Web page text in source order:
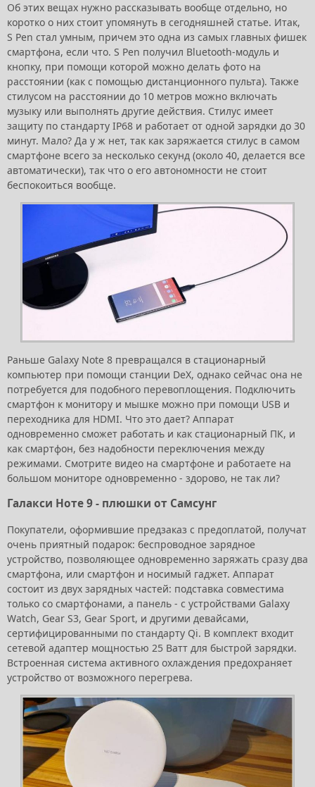
Об этих вещах нужно рассказывать вообще отдельно, но
коротко о них стоит упомянуть в сегодняшней статье. Итак,
S Pen стал умным, причем это одна из самых главных фишек
смартфона, если что. S Pen получил Bluetooth-модуль и
кнопку, при помощи которой можно делать фото на
расстоянии (как с помощью дистанционного пульта). Также
стилусом на расстоянии до 10 метров можно включать
музыку или выполнять другие действия. Стилус имеет
защиту по стандарту IP68 и работает от одной зарядки до 30
минут. Мало? Да у ж нет, так как заряжается стилус в самом
смартфоне всего за несколько секунд (около 40, делается все
автоматически), так что о его автономности не стоит
беспокоиться вообще.
Раньше Galaxy Note 8 превращался в стационарный
компьютер при помощи станции DeX, однако сейчас она не
потребуется для подобного перевоплощения. Подключить
смартфон к монитору и мышке можно при помощи USB и
переходника для HDMI. Что это дает? Аппарат
одновременно сможет работать и как стационарный ПК, и
как смартфон, без надобности переключения между
режимами. Смотрите видео на смартфоне и работаете на
большом мониторе одновременно - здорово, не так ли?
Галакси Ноте 9 - плюшки от Самсунг
Покупатели, оформившие предзаказ с предоплатой, получат
очень приятный подарок: беспроводное зарядное
устройство, позволяющее одновременно заряжать сразу два
смартфона, или смартфон и носимый гаджет. Аппарат
состоит из двух зарядных частей: подставка совместима
только со смартфонами, а панель - с устройствами Galaxy
Watch, Gear S3, Gear Sport, и другими девайсами,
сертифицированными по стандарту Qi. В комплект входит
сетевой адаптер мощностью 25 Ватт для быстрой зарядки.
Встроенная система активного охлаждения предохраняет
устройство от возможного перегрева.